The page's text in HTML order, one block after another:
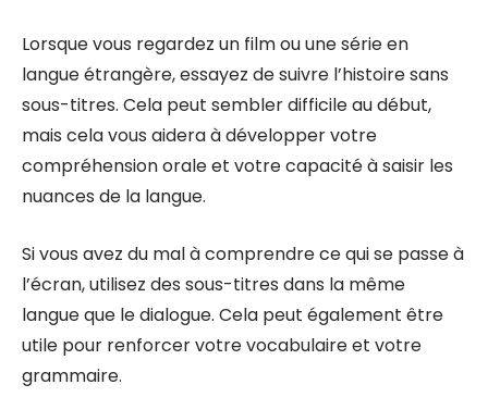
Lorsque vous regardez un film ou une série en
langue étrangère, essayez de suivre l’histoire sans
sous-titres. Cela peut sembler difficile au début,
mais cela vous aidera à développer votre
compréhension orale et votre capacité à saisir les
nuances de la langue.
Si vous avez du mal à comprendre ce qui se passe à
l’écran, utilisez des sous-titres dans la même
langue que le dialogue. Cela peut également être
utile pour renforcer votre vocabulaire et votre
grammaire.